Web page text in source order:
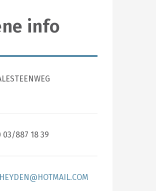
info
03/887 18 39